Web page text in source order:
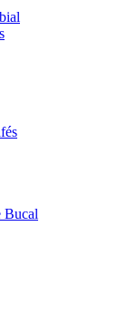
Bucal